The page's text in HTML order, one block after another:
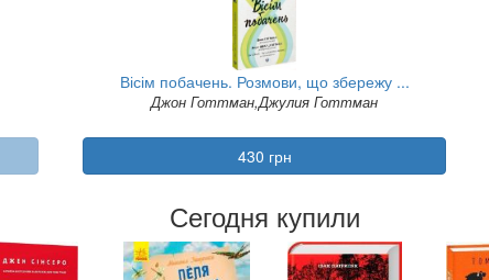
Вісім побачень. Розмови, що збережу ...
Джон Готтман,Джулия Готтман
430 грн
Сегодня купили